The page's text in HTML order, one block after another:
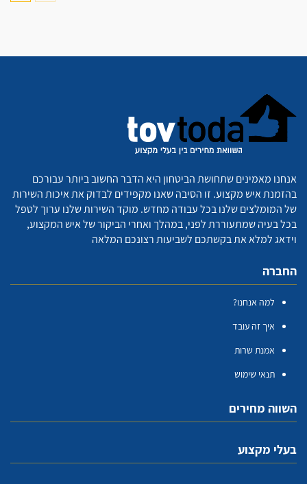
אנחנו מאמינים שתחושת הביטחון היא הדבר החשוב ביותר עבורכם
בהזמנת איש מקצוע. זו הסיבה שאנו מקפידים לבדוק את איכות השירות
של המומלצים שלנו בכל עבודה מחדש. מוקד השירות שלנו ערוך לטפל
בכל בעיה שמתעוררת לפני, במהלך ואחרי הביקור של איש המקצוע,
וידאג למלא את בקשתכם לשביעות רצונכם המלאה
החברה
למה אנחנו?
איך זה עובד
אמנת שרות
תנאי שימוש
השווה מחירים
בעלי מקצוע